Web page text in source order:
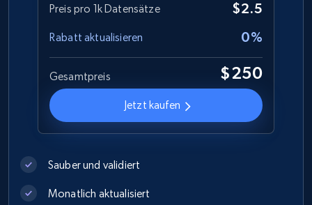
Jetzt kaufen
Lazada - Products
URL, Title, Rating, Reviews, Initial price, Final
price, Currency, Stock, and more.
eCommerce
Preis pro 1k Datensätze $2.5
Rabatt aktualisieren 0%
Gesamtpreis $250
Jetzt kaufen
Sauber und validiert
Monatlich aktualisiert